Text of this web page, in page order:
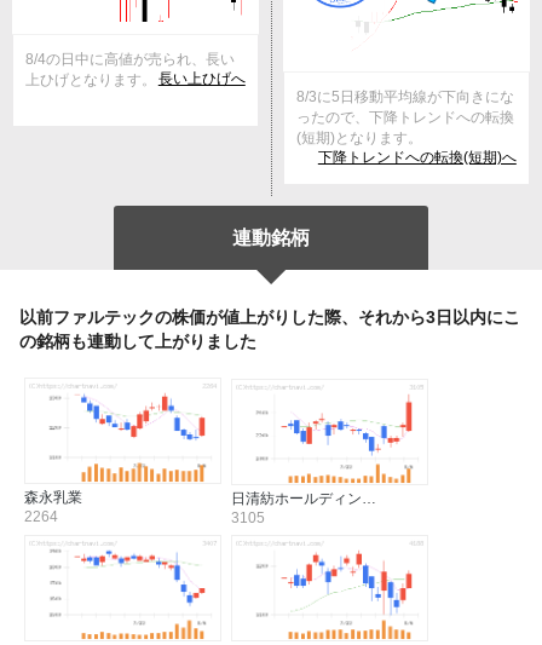
8/4の日中に高値が売られ、長い
上ひげとなります。
長い上ひげへ
8/3に5日移動平均線が下向きにな
ったので、下降トレンドへの転換
(短期)となります。
下降トレンドへの転換(短期)へ
連動銘柄
以前ファルテックの株価が値上がりした際、それから3日以内にこ
の銘柄も連動して上がりました
森永乳業
2264
日清紡ホールディン…
3105